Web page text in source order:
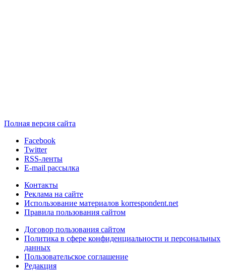
Полная версия сайта
Facebook
Twitter
RSS-ленты
E-mail рассылка
Контакты
Реклама на сайте
Использование материалов korrespondent.net
Правила пользования сайтом
Договор пользования сайтом
Политика в сфере конфиденциальности и персональных
данных
Пользовательское соглашение
Редакция